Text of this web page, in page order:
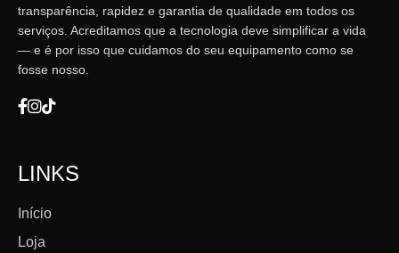
transparência, rapidez e garantia de qualidade em todos os
serviços. Acreditamos que a tecnologia deve simplificar a vida
— e é por isso que cuidamos do seu equipamento como se
fosse nosso.
LINKS
Início
Loja